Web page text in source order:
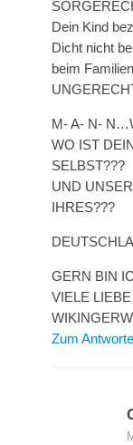
Dein Kind
Dicht nicht
beim
M- A- N-
WO IST
SELBST???
UND
IHRES???
GERN BIN
VIELE
Zum